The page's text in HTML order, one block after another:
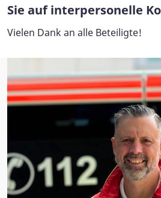
Sie auf interpersonelle
Vielen Dank an alle Beteiligte!